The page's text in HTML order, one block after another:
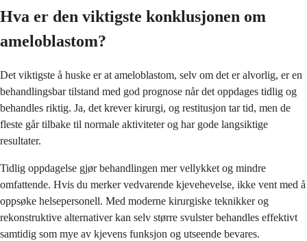
Hva er den viktigste konklusjonen om
ameloblastom?
Det viktigste å huske er at ameloblastom, selv om det er alvorlig, er en
behandlingsbar tilstand med god prognose når det oppdages tidlig og
behandles riktig. Ja, det krever kirurgi, og restitusjon tar tid, men de
fleste går tilbake til normale aktiviteter og har gode langsiktige
resultater.
Tidlig oppdagelse gjør behandlingen mer vellykket og mindre
omfattende. Hvis du merker vedvarende kjevehevelse, ikke vent med å
oppsøke helsepersonell. Med moderne kirurgiske teknikker og
rekonstruktive alternativer kan selv større svulster behandles effektivt
samtidig som mye av kjevens funksjon og utseende bevares.